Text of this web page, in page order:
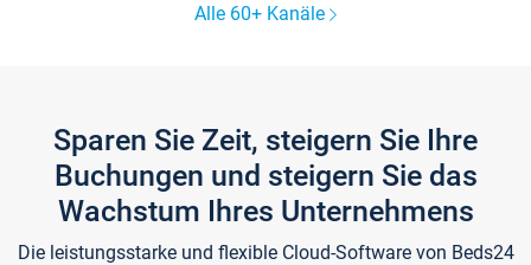
Alle 60+ Kanäle
Sparen Sie Zeit, steigern Sie Ihre
Buchungen und steigern Sie das
Wachstum Ihres Unternehmens
Die leistungsstarke und flexible Cloud-Software von Beds24